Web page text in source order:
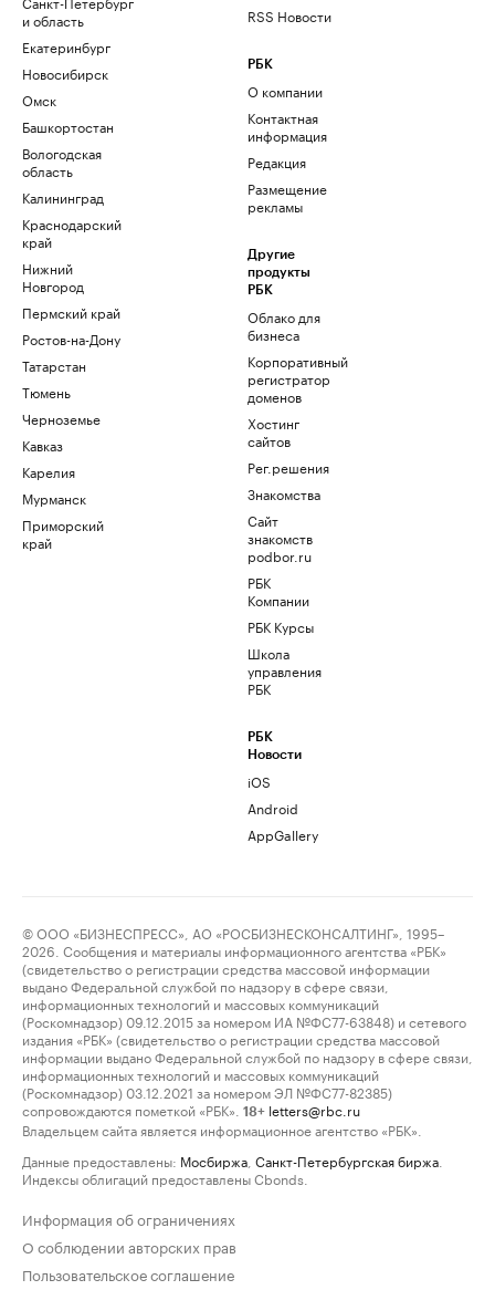
и область
Екатеринбург
Новосибирск
Омск
Башкортостан
Вологодская
область
Калининград
Краснодарский
край
Нижний
Новгород
Пермский край
Ростов-на-Дону
Татарстан
Тюмень
Черноземье
Кавказ
Карелия
Мурманск
Приморский
край
RSS Новости
РБК
О компании
Контактная
информация
Редакция
Размещение
рекламы
Другие
продукты
РБК
Облако для
бизнеса
Корпоративный
регистратор
доменов
Хостинг
сайтов
Рег.решения
Знакомства
Сайт
знакомств
podbor.ru
РБК
Компании
РБК Курсы
Школа
управления
РБК
РБК
Новости
iOS
Android
AppGallery
© ООО «БИЗНЕСПРЕСС», АО «РОСБИЗНЕСКОНСАЛТИНГ», 1995–
2026. Сообщения и материалы информационного агентства «РБК»
(свидетельство о регистрации средства массовой информации
выдано Федеральной службой по надзору в сфере связи,
информационных технологий и массовых коммуникаций
(Роскомнадзор) 09.12.2015 за номером ИА №ФС77-63848) и сетевого
издания «РБК» (свидетельство о регистрации средства массовой
информации выдано Федеральной службой по надзору в сфере связи,
информационных технологий и массовых коммуникаций
(Роскомнадзор) 03.12.2021 за номером ЭЛ №ФС77-82385)
сопровождаются пометкой «РБК».
18+ letters@rbc.ru
Владельцем сайта является информационное агентство «РБК».
Данные предоставлены: Мосбиржа Санкт-Петербургская биржа
Индексы облигаций предоставлены Cbonds.
Информация об ограничениях
О соблюдении авторских прав
Пользовательское соглашение